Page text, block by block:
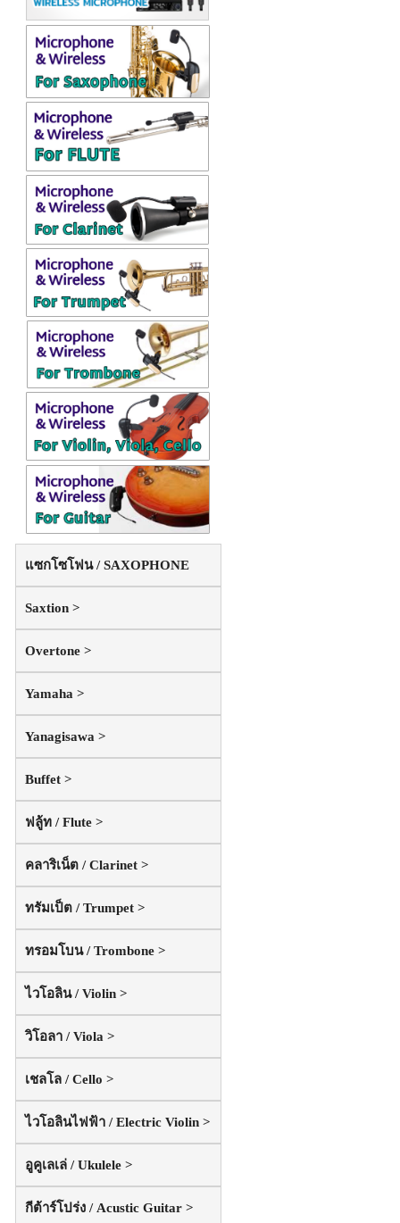
แซกโซโฟน / SAXOPHONE
Saxtion >
Overtone >
Yamaha >
Yanagisawa >
Buffet >
ฟลู้ท / Flute >
คลาริเน็ต / Clarinet >
ทรัมเป็ต / Trumpet >
ทรอมโบน / Trombone >
ไวโอลิน / Violin >
วิโอลา / Viola >
เชลโล / Cello >
ไวโอลินไฟฟ้า / Electric Violin >
อูคูเลเล่ / Ukulele >
กีต้าร์โปร่ง / Acustic Guitar >